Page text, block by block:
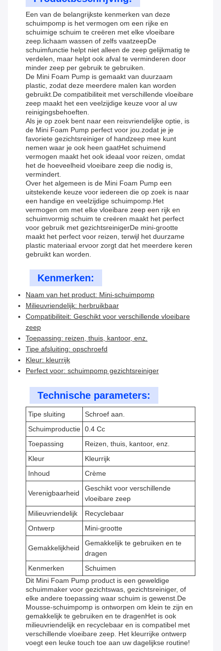
Een van de belangrijkste kenmerken van deze
schuimpomp is het vermogen om een rijke en
schuimige schuim te creëren met elke vloeibare
zeep.lichaam wassen of zelfs vaatzeepDe
schuimfunctie helpt niet alleen de zeep gelijkmatig te
verdelen, maar helpt ook afval te verminderen door
minder zeep per gebruik te gebruiken.
De Mini Foam Pump is gemaakt van duurzaam
plastic, zodat deze meerdere malen kan worden
gebruikt.De compatibiliteit met verschillende vloeibare
zeep maakt het een veelzijdige keuze voor al uw
reinigingsbehoeften.
Als je op zoek bent naar een reisvriendelijke optie, is
de Mini Foam Pump perfect voor jou.zodat je je
favoriete gezichtsreiniger of handzeep mee kunt
nemen waar je ook heen gaatHet schuimend
vermogen maakt het ook ideaal voor reizen, omdat
het de hoeveelheid vloeibare zeep die nodig is,
vermindert.
Over het algemeen is de Mini Foam Pump een
uitstekende keuze voor iedereen die op zoek is naar
een handige en veelzijdige schuimpomp.Het
vermogen om met elke vloeibare zeep een rijk en
schuimvormig schuim te creëren maakt het perfect
voor gebruik met gezichtsreinigerDe mini-grootte
maakt het perfect voor reizen, terwijl het duurzame
plastic materiaal ervoor zorgt dat het meerdere keren
gebruikt kan worden.
Kenmerken:
Naam van het product: Mini-schuimpomp
Milieuvriendelijk: herbruikbaar
Compatibiliteit: Geschikt voor verschillende vloeibare
zeep
Toepassing: reizen, thuis, kantoor, enz.
Tipe afsluiting: opschroefd
Kleur: kleurrijk
Perfect voor: schuimpomp gezichtsreiniger
Technische parameters:
Tipe sluiting
Schroef aan.
Schuimproductie 0.4 Cc
Toepassing
Reizen, thuis, kantoor, enz.
Kleur
Kleurrijk
Inhoud
Crème
Verenigbaarheid
Geschikt voor verschillende
vloeibare zeep
Milieuvriendelijk
Recyclebaar
Ontwerp
Mini-grootte
Gemakkelijkheid
Gemakkelijk te gebruiken en te
dragen
Kenmerken
Schuimen
Dit Mini Foam Pump product is een geweldige
schuimmaker voor gezichtswas, gezichtsreiniger, of
elke andere toepassing waar schuim is gewenst.De
Mousse-schuimpomp is ontworpen om klein te zijn en
gemakkelijk te gebruiken en te dragenHet is ook
milieuvriendelijk en recyclebaar en is compatibel met
verschillende vloeibare zeep. Het kleurrijke ontwerp
voegt een leuke touch toe aan uw dagelijkse routine!